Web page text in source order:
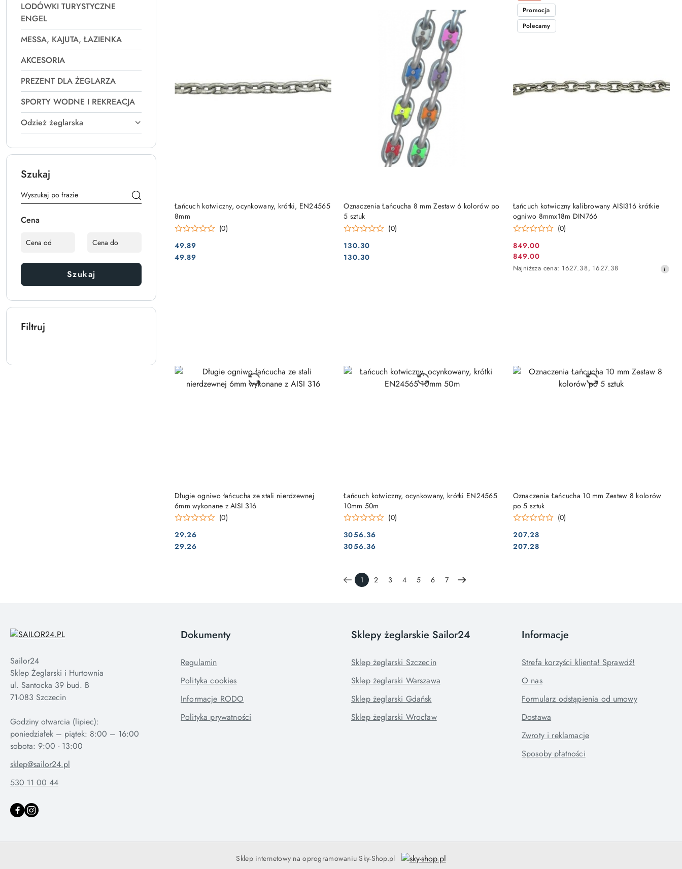
LODÓWKI TURYSTYCZNE
ENGEL
MESSA, KAJUTA, ŁAZIENKA
AKCESORIA
PREZENT DLA ŻEGLARZA
SPORTY WODNE I REKREACJA
Odzież żeglarska
Szukaj
Cena
Szukaj
Filtruj
Łańcuch kotwiczny, ocynkowany, krótki, EN24565
8mm
(0)
Cena:
49.89
Cena:
49.89
DO KOSZYKA
Oznaczenia Łańcucha 8 mm Zestaw 6 kolorów po
5 sztuk
(0)
Cena:
130.30
Cena:
130.30
DO KOSZYKA
Łańcuch kotwiczny kalibrowany AISI316 krótkie
ogniwo 8mmx18m DIN766
(0)
Cena
promocyjna:
849.00
Cena
promocyjna:
849.00
Najniższa
Najniższa cena: 1627.38, 1627.38
Promocja
Polecamy
DO KOSZYKA
Długie ogniwo łańcucha ze stali nierdzewnej
6mm wykonane z AISI 316
(0)
Cena:
29.26
Cena:
29.26
DO KOSZYKA
Łańcuch kotwiczny, ocynkowany, krótki EN24565
10mm 50m
(0)
Cena:
3056.36
Cena:
3056.36
DO KOSZYKA
Oznaczenia Łańcucha 10 mm Zestaw 8 kolorów
po 5 sztuk
(0)
Cena:
207.28
Cena:
207.28
DO KOSZYKA
1 2 3 4 5 6 7
Sailor24
Sklep Żeglarski i Hurtownia
ul. Santocka 39 bud. B
71-083 Szczecin
Godziny otwarcia (lipiec):
poniedziałek – piątek: 8:00 – 16:00
sklep@sailor24.pl
530 11 00 44
Dokumenty
Regulamin
Polityka cookies
Informacje RODO
Polityka prywatności
Sklepy żeglarskie Sailor24
Sklep żeglarski Szczecin
Sklep żeglarski Warszawa
Sklep żeglarski Gdańsk
Sklep żeglarski Wrocław
Informacje
Strefa korzyści klienta! Sprawdź!
O nas
Formularz odstąpienia od umowy
Dostawa
Zwroty i reklamacje
Sposoby płatności
Sklep internetowy na oprogramowaniu Sky-Shop.pl